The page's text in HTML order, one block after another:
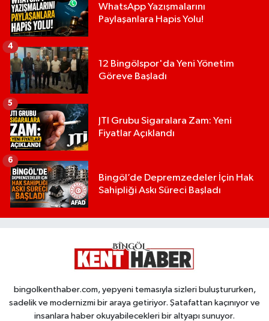
WhatsApp Yazışmalarını
Paylaşanlara Hapis Yolu!
12 Bingölspor'da Yeni Yönetim
Göreve Başladı
4
JTI Grubu Sigaralara Zam: Yeni
Fiyatlar Açıklandı
5
Bingöl’de Depremzedeler İçin Hak
Sahipliği Askı Süreci Başladı
6
bingolkenthaber.com, yepyeni temasıyla sizleri buluştururken,
sadelik ve modernizmi bir araya getiriyor. Şatafattan kaçınıyor ve
insanlara haber okuyabilecekleri bir altyapı sunuyor.